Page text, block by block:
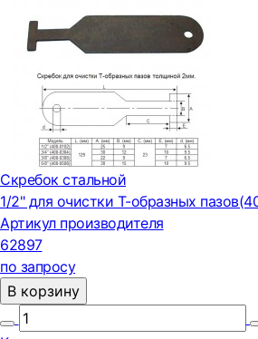
Скребок стальной
1/2" для очистки Т-образных
Артикул производителя
62897
по запросу
В корзину